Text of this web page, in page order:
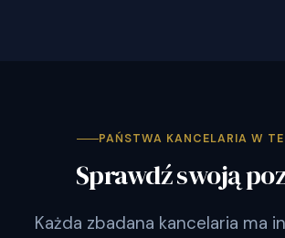
PAŃSTWA KANCELARIA W
Sprawdź swoją
Każda zbadana kancelaria ma